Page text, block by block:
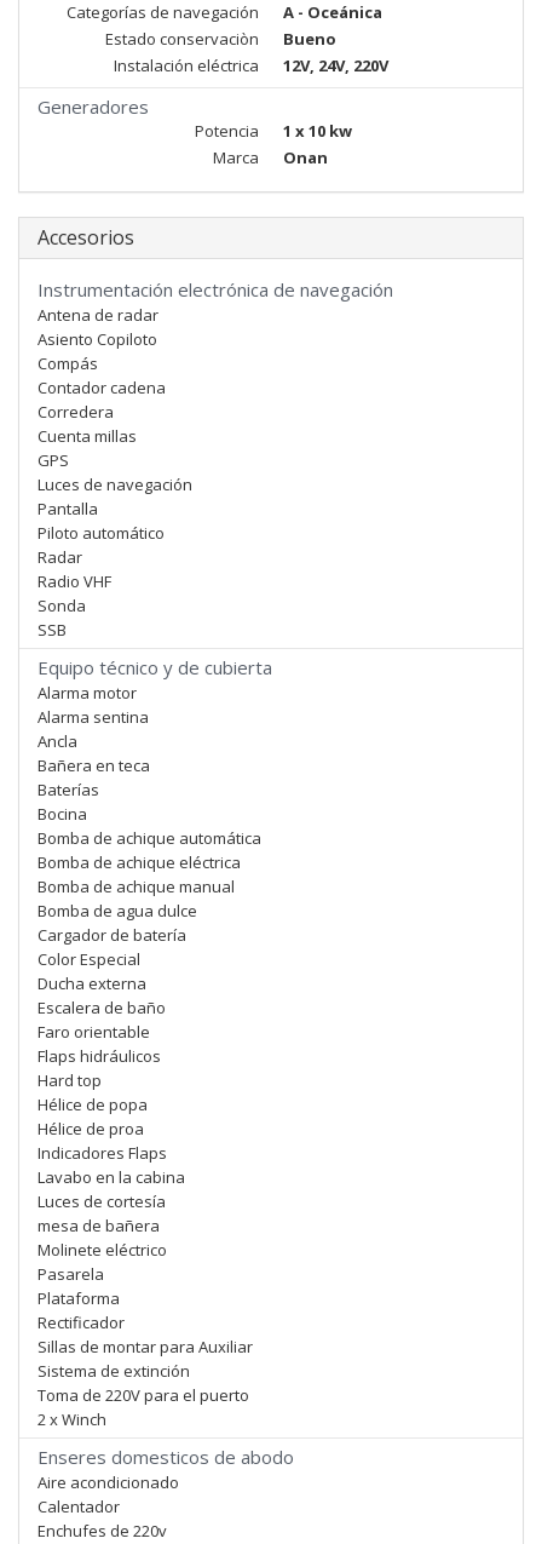
Categorías de navegación
A - Oceánica
Estado conservaciòn
Bueno
Instalación eléctrica
12V, 24V, 220V
Generadores
Potencia
1 x 10 kw
Marca
Onan
Accesorios
Instrumentación electrónica de navegación
Antena de radar
Asiento Copiloto
Compás
Contador cadena
Corredera
Cuenta millas
GPS
Luces de navegación
Pantalla
Piloto automático
Radar
Radio VHF
Sonda
SSB
Equipo técnico y de cubierta
Alarma motor
Alarma sentina
Ancla
Bañera en teca
Baterías
Bocina
Bomba de achique automática
Bomba de achique eléctrica
Bomba de achique manual
Bomba de agua dulce
Cargador de batería
Color Especial
Ducha externa
Escalera de baño
Faro orientable
Flaps hidráulicos
Hard top
Hélice de popa
Hélice de proa
Indicadores Flaps
Lavabo en la cabina
Luces de cortesía
mesa de bañera
Molinete eléctrico
Pasarela
Plataforma
Rectificador
Sillas de montar para Auxiliar
Sistema de extinción
Toma de 220V para el puerto
2 x Winch
Enseres domesticos de abodo
Aire acondicionado
Calentador
Enchufes de 220v